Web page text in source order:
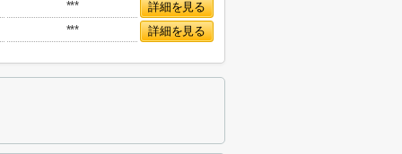
***
詳細を見る
***
詳細を見る